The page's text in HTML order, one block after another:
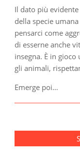
Il dato più
della specie
pensarci come
di esserne anche
insegna. È in
gli animali,
Emerge poi…